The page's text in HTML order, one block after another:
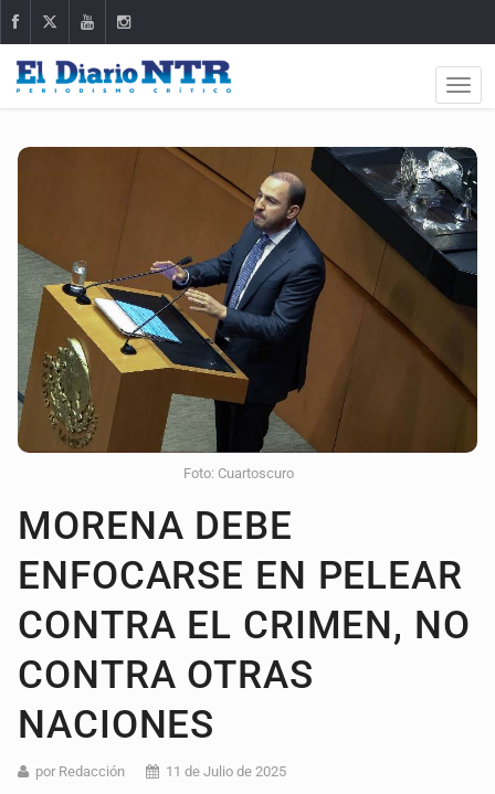
Foto: Cuartoscuro
MORENA DEBE
ENFOCARSE EN PELEAR
CONTRA EL CRIMEN, NO
CONTRA OTRAS
NACIONES
por Redacción 11 de Julio de 2025